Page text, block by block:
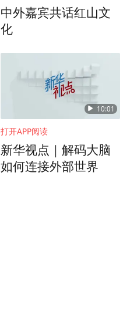
中外嘉宾共话红山文
化
10:01
打开APP阅读
新华视点｜解码大脑
如何连接外部世界